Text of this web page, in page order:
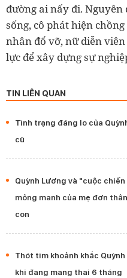
đường ai nấy đi.
sống, cô phát hiện
nhân đổ vỡ, nữ diễn
lực để xây dựng sự
TIN LIÊN QUAN
Tình trạng đáng lo của
cũ
Quỳnh Lương và "cuộc
mỏng manh của mẹ đơn
con
Thót tim khoảnh khắc
khi đang mang thai 6 tháng